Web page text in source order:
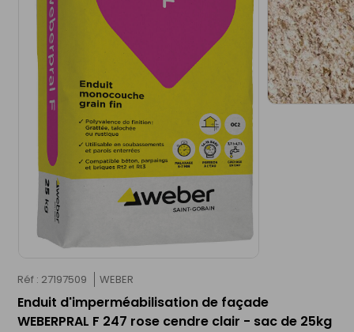
Réf : 27197509 WEBER
Enduit d'imperméabilisation de façade
WEBERPRAL F 247 rose cendre clair - sac de 25kg